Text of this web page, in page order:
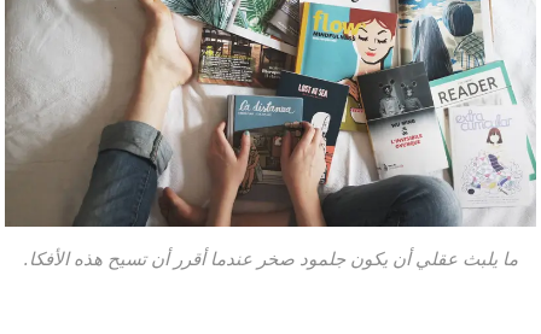
ما يلبث عقلي أن يكون جلمود صخر عندما أقرر أن تسيح هذه الأفكا.